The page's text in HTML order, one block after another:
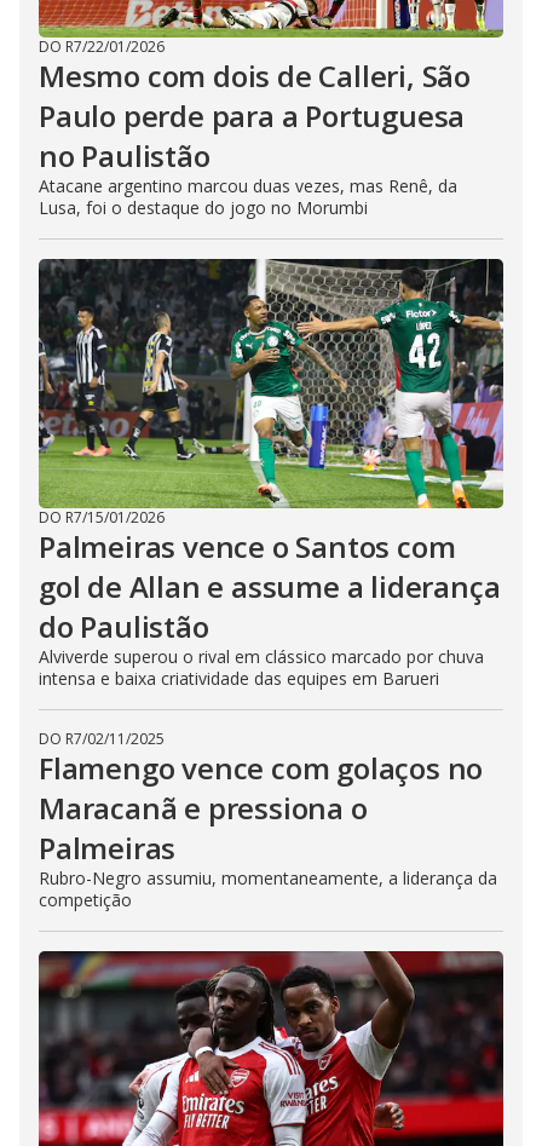
DO R7/22/01/2026
Mesmo com dois de Calleri, São
Paulo perde para a Portuguesa
no Paulistão
Atacane argentino marcou duas vezes, mas Renê, da
Lusa, foi o destaque do jogo no Morumbi
DO R7/15/01/2026
Palmeiras vence o Santos com
gol de Allan e assume a liderança
do Paulistão
Alviverde superou o rival em clássico marcado por chuva
intensa e baixa criatividade das equipes em Barueri
DO R7/02/11/2025
Flamengo vence com golaços no
Maracanã e pressiona o
Palmeiras
Rubro-Negro assumiu, momentaneamente, a liderança da
competição